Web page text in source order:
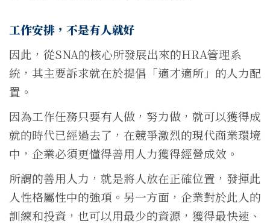
工作安排，不是有人就好
因此，從SNA的核心所發展出來的HRA管理系
統，其主要訴求就在於提倡「適才適所」的人力配
置。
因為工作任務只要有人做，努力做，就可以獲得成
就的時代已經過去了，在競爭激烈的現代商業環境
中，企業必須更懂得善用人力獲得經營成效。
所謂的善用人力，就是將人放在正確位置，發揮此
人性格屬性中的強項。另一方面，企業對於此人的
訓練和投資，也可以用最少的資源，獲得最快速、